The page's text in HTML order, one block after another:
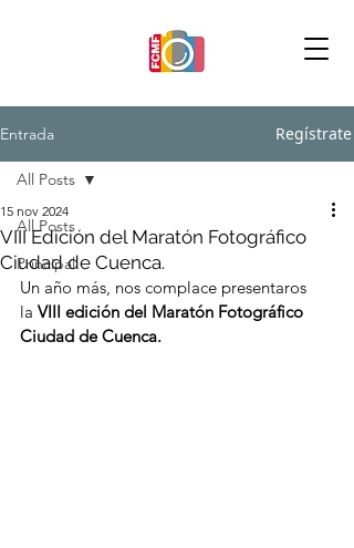
Entrada Regístrate
All Posts
Principal
All Posts
VIII Edición del Maratón Fotográfico
Ciudad de Cuenca.
15 nov 2024
Un año más, nos complace presentaros
la VIII edición del Maratón Fotográfico
Ciudad de Cuenca.